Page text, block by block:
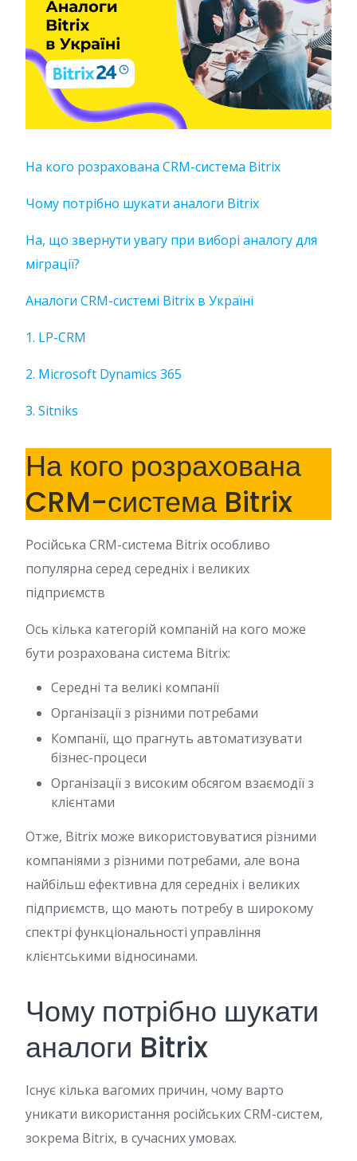
На кого розрахована CRM-система Bitrix
Чому потрібно шукати аналоги Bitrix
На, що звернути увагу при виборі аналогу для
міграції?
Аналоги CRM-системі Bitrix в Україні
1. LP-CRM
2. Microsoft Dynamics 365
3. Sitniks
На кого розрахована
CRM-система Bitrix
Російська CRM-система Bitrix особливо
популярна серед середніх і великих
підприємств
Ось кілька категорій компаній на кого може
бути розрахована система Bitrix:
Середні та великі компанії
Організації з різними потребами
Компанії, що прагнуть автоматизувати
бізнес-процеси
Організації з високим обсягом взаємодії з
клієнтами
Отже, Bitrix може використовуватися різними
компаніями з різними потребами, але вона
найбільш ефективна для середніх і великих
підприємств, що мають потребу в широкому
спектрі функціональності управління
клієнтськими відносинами.
Чому потрібно шукати
аналоги Bitrix
Існує кілька вагомих причин, чому варто
уникати використання російських CRM-систем,
зокрема Bitrix, в сучасних умовах.